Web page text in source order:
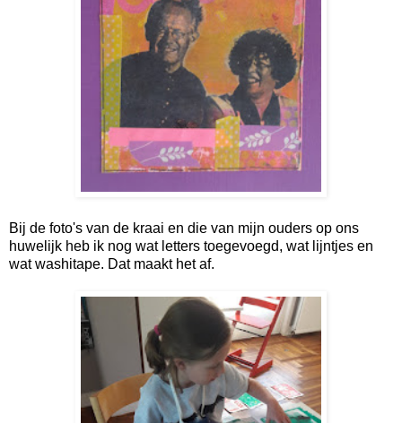
Bij de foto's van de kraai en die van mijn ouders op ons
huwelijk heb ik nog wat letters toegevoegd, wat lijntjes en
wat washitape. Dat maakt het af.